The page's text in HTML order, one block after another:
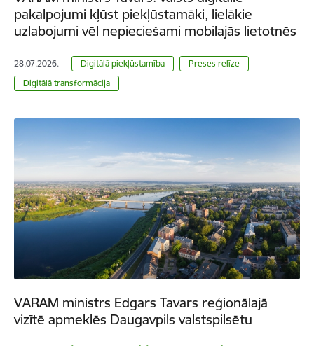
pakalpojumi kļūst piekļūstamāki, lielākie
uzlabojumi vēl nepieciešami mobilajās lietotnēs
28.07.2026. Digitālā piekļūstamība
Preses relīze
Digitālā transformācija
VARAM ministrs Edgars Tavars reģionālajā
vizītē apmeklēs Daugavpils valstspilsētu